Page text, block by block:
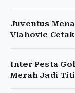
Juventus
Vlahovic
Inter Pesta
Merah Jadi